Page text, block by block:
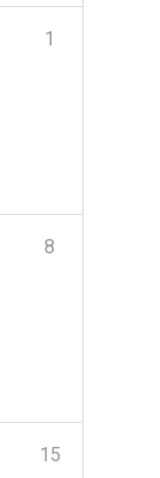
1
8
15